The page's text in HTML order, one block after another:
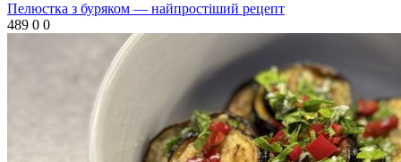
Пелюстка з буряком — найпростіший рецепт
489 0 0